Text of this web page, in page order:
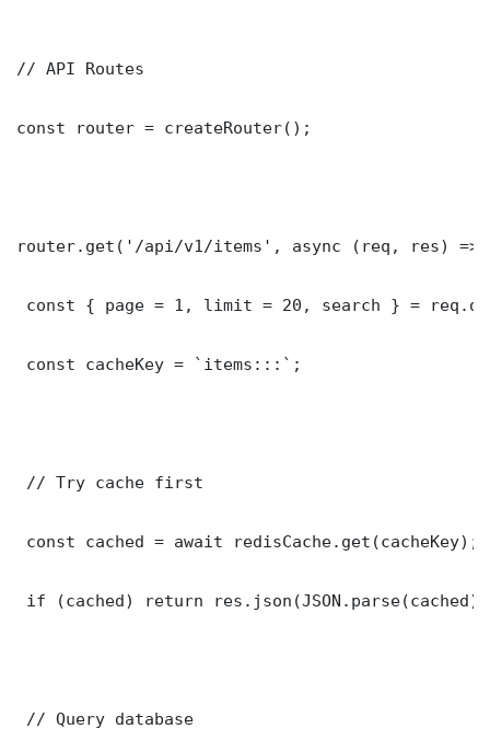
// API Routes
const router = createRouter();
router.get('/api/v1/items', async (req, res) =>
const { page = 1, limit = 20, search } =
const cacheKey = `items:::`;
// Try cache first
const cached = await redisCache.get(cacheKey);
if (cached) return
// Query database